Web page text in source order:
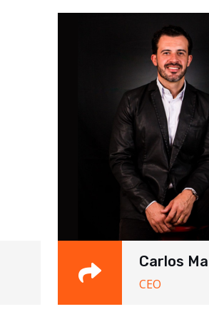
Carlos
CEO